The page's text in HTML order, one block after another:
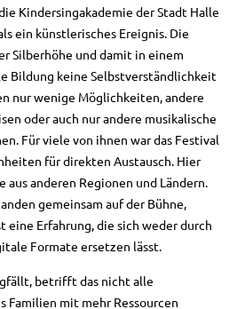
Kindersingakademie der Stadt Halle
ein künstlerisches Ereignis. Die
Silberhöhe und damit in einem
Bildung keine Selbstverständlichkeit
nur wenige Möglichkeiten, andere
oder auch nur andere musikalische
Für viele von ihnen war das Festival
für direkten Austausch. Hier
anderen Regionen und Ländern.
gemeinsam auf der Bühne,
eine Erfahrung, die sich weder durch
Formate ersetzen lässt.
betrifft das nicht alle
Familien mit mehr Ressourcen